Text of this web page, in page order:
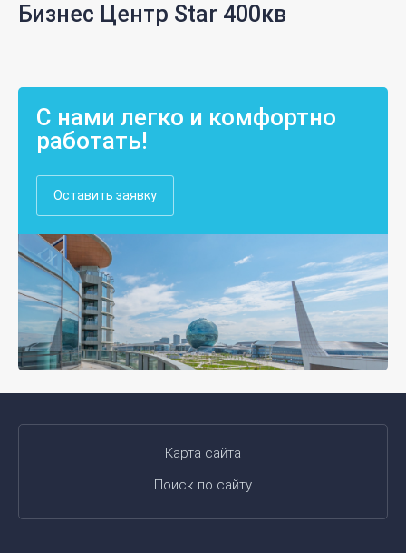
Бизнес Центр Star 400кв
С нами легко и комфортно
работать!
Оставить заявку
Карта сайта
Поиск по сайту